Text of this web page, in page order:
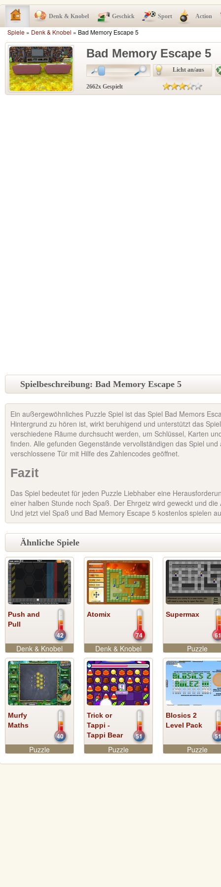
Denk & Knobel Geschick Sport Action
Spiele » Denk & Knobel » Bad Memory Escape 5
Bad Memory Escape 5
Licht an/aus
2662x Gespielt
Spielbeschreibung: Bad Memory Escape 5
Ein außergewöhnliches Puzzle Spiel ist das Spiel Bad Memors
Hintergrund zu hören ist, wirkt beruhigend und unterstützt das
verschiedene Räume durchsucht werden, um Schlüssel, Karten
finden. Alle gefunden Gegenstände vervollständigen das Spiel und
verschlossene Tür mit Hilfe des Zahlencodes geöffnet.
Fazit
Das Spiel bedeutet für jeden Puzzle Liebhaber eine
einer halben Stunde noch Spaß. Der Ehrgeiz wird geweckt und
Und jetzt viel Spaß und Bad Memory Escape 5 kostenlos spielen
Ähnliche Spiele
Push and
Pull
42
Denk & Knobel
Atomix
74
Denk & Knobel
Supermax
61
Puzzle
Murfy
Maths
40
Puzzle
Trick or
Tappi -
Tappi Bear
51
Puzzle
Blosics 2
Level Pack
51
Puzzle